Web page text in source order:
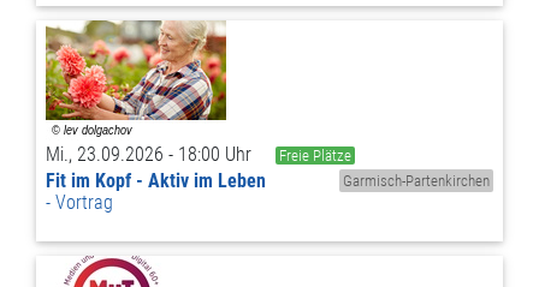
Mi., 23.09.2026 - 18:00 Uhr
Freie Plätze
Garmisch-Partenkirchen
Fit im Kopf - Aktiv im Leben
Vortrag